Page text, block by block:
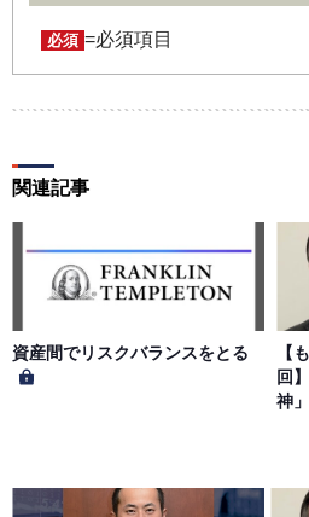
任において行うものとします。
パスワードの第三者への漏洩、利
用によって生じた損害の責任は
第５条（著作権）
本サイトに掲載された情報、写
社もしくは著作物の著作者また
とします。会員は、当社著作物
送信、譲渡、翻案および翻訳な
侵害する行為を行ってはならない
第６条（サービス内容の停止・
サイトのサービス内容を変更す
必須 =必須項目
関連記事
資産間でリスクバランスをとる
【
回
神」